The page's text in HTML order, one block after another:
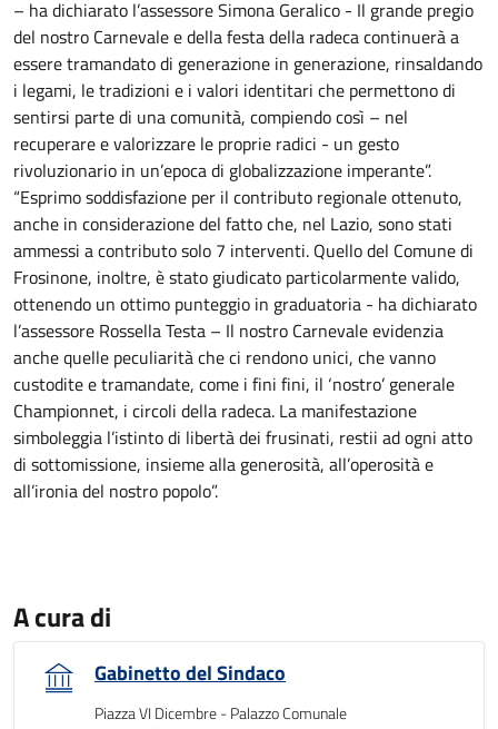
– ha dichiarato l’assessore Simona Geralico - Il grande pregio
del nostro Carnevale e della festa della radeca continuerà a
essere tramandato di generazione in generazione, rinsaldando
i legami, le tradizioni e i valori identitari che permettono di
sentirsi parte di una comunità, compiendo così – nel
recuperare e valorizzare le proprie radici - un gesto
rivoluzionario in un’epoca di globalizzazione imperante”.
“Esprimo soddisfazione per il contributo regionale ottenuto,
anche in considerazione del fatto che, nel Lazio, sono stati
ammessi a contributo solo 7 interventi. Quello del Comune di
Frosinone, inoltre, è stato giudicato particolarmente valido,
ottenendo un ottimo punteggio in graduatoria - ha dichiarato
l’assessore Rossella Testa – Il nostro Carnevale evidenzia
anche quelle peculiarità che ci rendono unici, che vanno
custodite e tramandate, come i fini fini, il ‘nostro’ generale
Championnet, i circoli della radeca. La manifestazione
simboleggia l’istinto di libertà dei frusinati, restii ad ogni atto
di sottomissione, insieme alla generosità, all’operosità e
all’ironia del nostro popolo”.
A cura di
Gabinetto del Sindaco
Piazza VI Dicembre - Palazzo Comunale